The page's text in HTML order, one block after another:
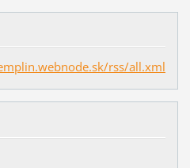
rss/all.xml